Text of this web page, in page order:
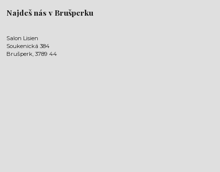
Najdeš nás v Brušperku
Salon Lisien
Soukenická 384
Brušperk, 3789 44